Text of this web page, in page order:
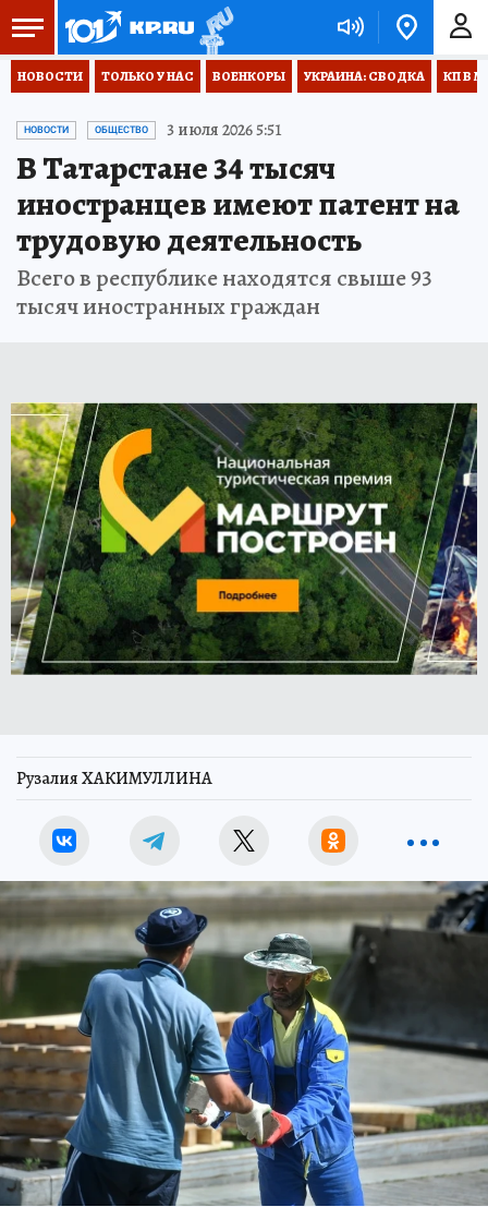
НОВОСТИ ТОЛЬКО У НАС ВОЕНКОРЫ УКРАИНА: СВОДКА КП В
НОВОСТИ ОБЩЕСТВО 3 июля 2026 5:51
В Татарстане 34 тысяч
иностранцев имеют патент на
трудовую деятельность
Всего в республике находятся свыше 93
тысяч иностранных граждан
Рузалия ХАКИМУЛЛИНА